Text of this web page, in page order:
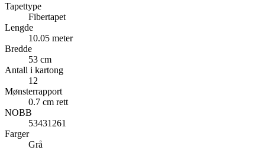
Tapettype
Fibertapet
Lengde
10.05 meter
Bredde
53 cm
Antall i kartong
12
Mønsterrapport
0.7 cm rett
NOBB
53431261
Farger
Grå